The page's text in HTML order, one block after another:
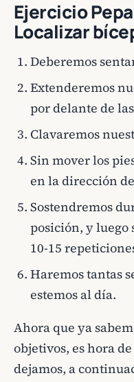
Ejercicio
Localizar
Deberemos
Extenderemos
por delante de
Clavaremos
Sin mover los
en la dirección
Sostendremos
posición, y luego
10-15
Haremos tantas
estemos al día.
Ahora que ya
objetivos, es hora
dejamos, a